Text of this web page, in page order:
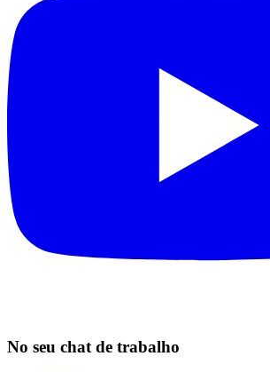
No seu chat de trabalho